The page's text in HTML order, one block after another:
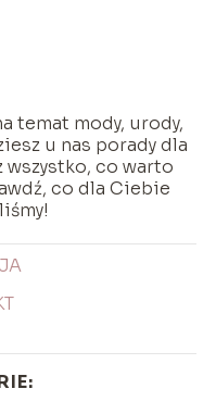
temat mody, urody,
u nas porady dla
co warto
co dla Ciebie